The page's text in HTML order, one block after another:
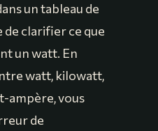
un tableau de
de clarifier ce que
un watt. En
watt, kilowatt,
ampère, vous
de